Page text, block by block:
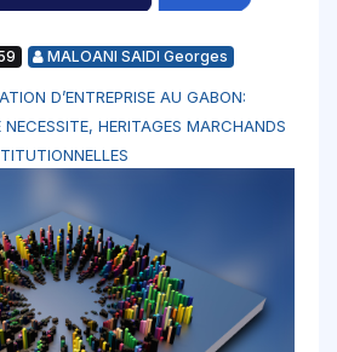
MALOANI SAIDI Georges
D’ENTREPRISE AU GABON:
NECESSITE, HERITAGES MARCHANDS